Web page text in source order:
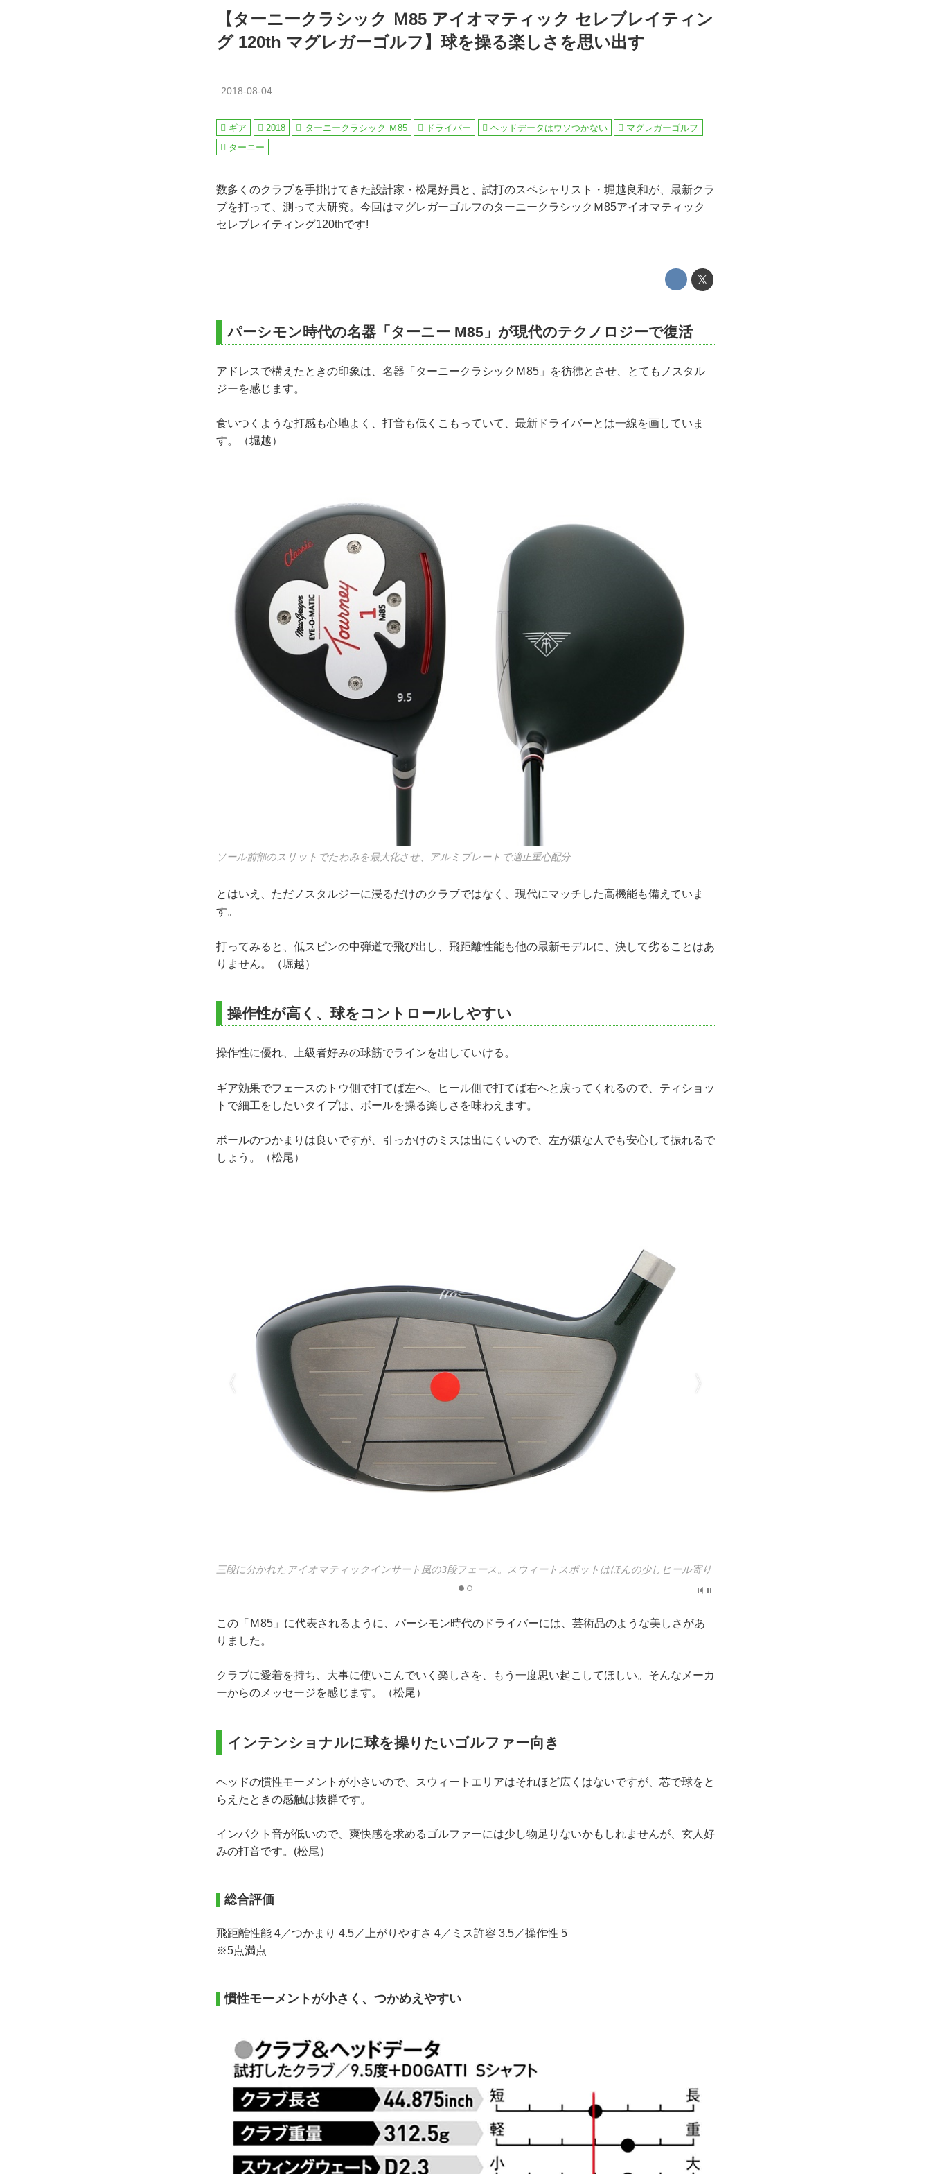
【ターニークラシック Ｍ85 アイオマティック セレブレイティン
グ 120th マグレガーゴルフ】球を操る楽しさを思い出す
2018-08-04
ギア 2018 ターニークラシック Ｍ85 ドライバー ヘッドデータはウソつかない
マグレガーゴルフ
ターニー
数多くのクラブを手掛けてきた設計家・松尾好員と、試打のスペシャリスト・堀越良和が、最新クラ
ブを打って、測って大研究。今回はマグレガーゴルフのターニークラシックＭ85アイオマティック
セレブレイティング120thです!
パーシモン時代の名器「ターニー M85」が現代のテクノロジーで復活
アドレスで構えたときの印象は、名器「ターニークラシックＭ85」を彷彿とさせ、とてもノスタル
ジーを感じます。
食いつくような打感も心地よく、打音も低くこもっていて、最新ドライバーとは一線を画していま
す。（堀越）
ソール前部のスリットでたわみを最大化させ、アルミプレートで適正重心配分
とはいえ、ただノスタルジーに浸るだけのクラブではなく、現代にマッチした高機能も備えていま
す。
打ってみると、低スピンの中弾道で飛び出し、飛距離性能も他の最新モデルに、決して劣ることはあ
りません。（堀越）
操作性が高く、球をコントロールしやすい
操作性に優れ、上級者好みの球筋でラインを出していける。
ギア効果でフェースのトウ側で打てば左へ、ヒール側で打てば右へと戻ってくれるので、ティショッ
トで細工をしたいタイプは、ボールを操る楽しさを味わえます。
ボールのつかまりは良いですが、引っかけのミスは出にくいので、左が嫌な人でも安心して振れるで
しょう。（松尾）
三段に分かれたアイオマティックインサート風の3段フェース。スウィートスポットはほんの少しヒール寄り
この「Ｍ85」に代表されるように、パーシモン時代のドライバーには、芸術品のような美しさがあ
りました。
クラブに愛着を持ち、大事に使いこんでいく楽しさを、もう一度思い起こしてほしい。そんなメーカ
ーからのメッセージを感じます。（松尾）
インテンショナルに球を操りたいゴルファー向き
ヘッドの慣性モーメントが小さいので、スウィートエリアはそれほど広くはないですが、芯で球をと
らえたときの感触は抜群です。
インパクト音が低いので、爽快感を求めるゴルファーには少し物足りないかもしれませんが、玄人好
みの打音です。(松尾）
総合評価
飛距離性能 4／つかまり 4.5／上がりやすさ 4／ミス許容 3.5／操作性 5
※5点満点
慣性モーメントが小さく、つかめえやすい